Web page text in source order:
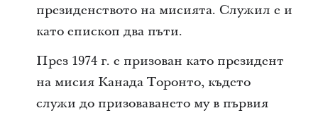
президенството на мисията. Служил е и
като епископ два пъти.
През 1974 г. е призован като президент
на мисия Канада Торонто, където
служи до призоваването му в първия